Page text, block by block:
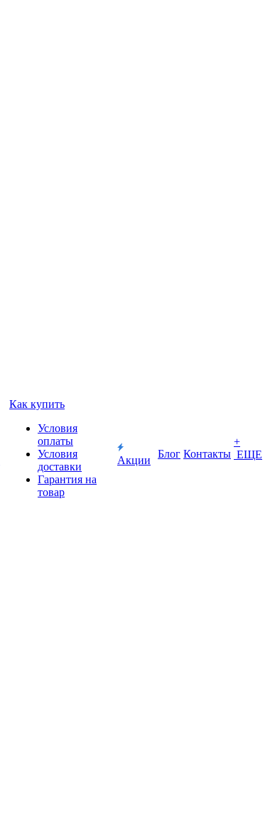
Как купить
Условия
оплаты
Условия
доставки
Гарантия на
товар
Акции
Блог Контакты
+
ЕЩЕ